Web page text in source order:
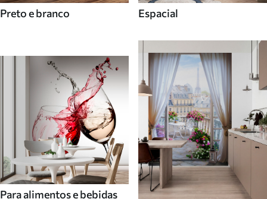
Preto e branco Espacial
Para alimentos e bebidas